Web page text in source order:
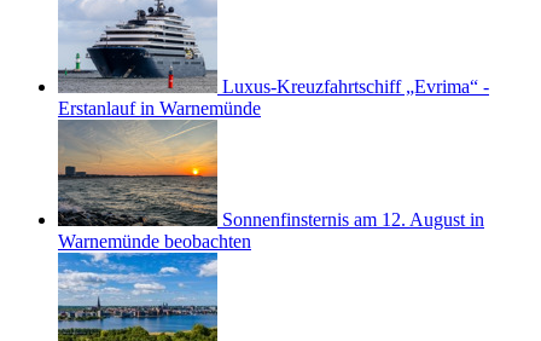
Luxus-Kreuzfahrtschiff „Evrima“ -
Erstanlauf in Warnemünde
Sonnenfinsternis am 12. August in
Warnemünde beobachten